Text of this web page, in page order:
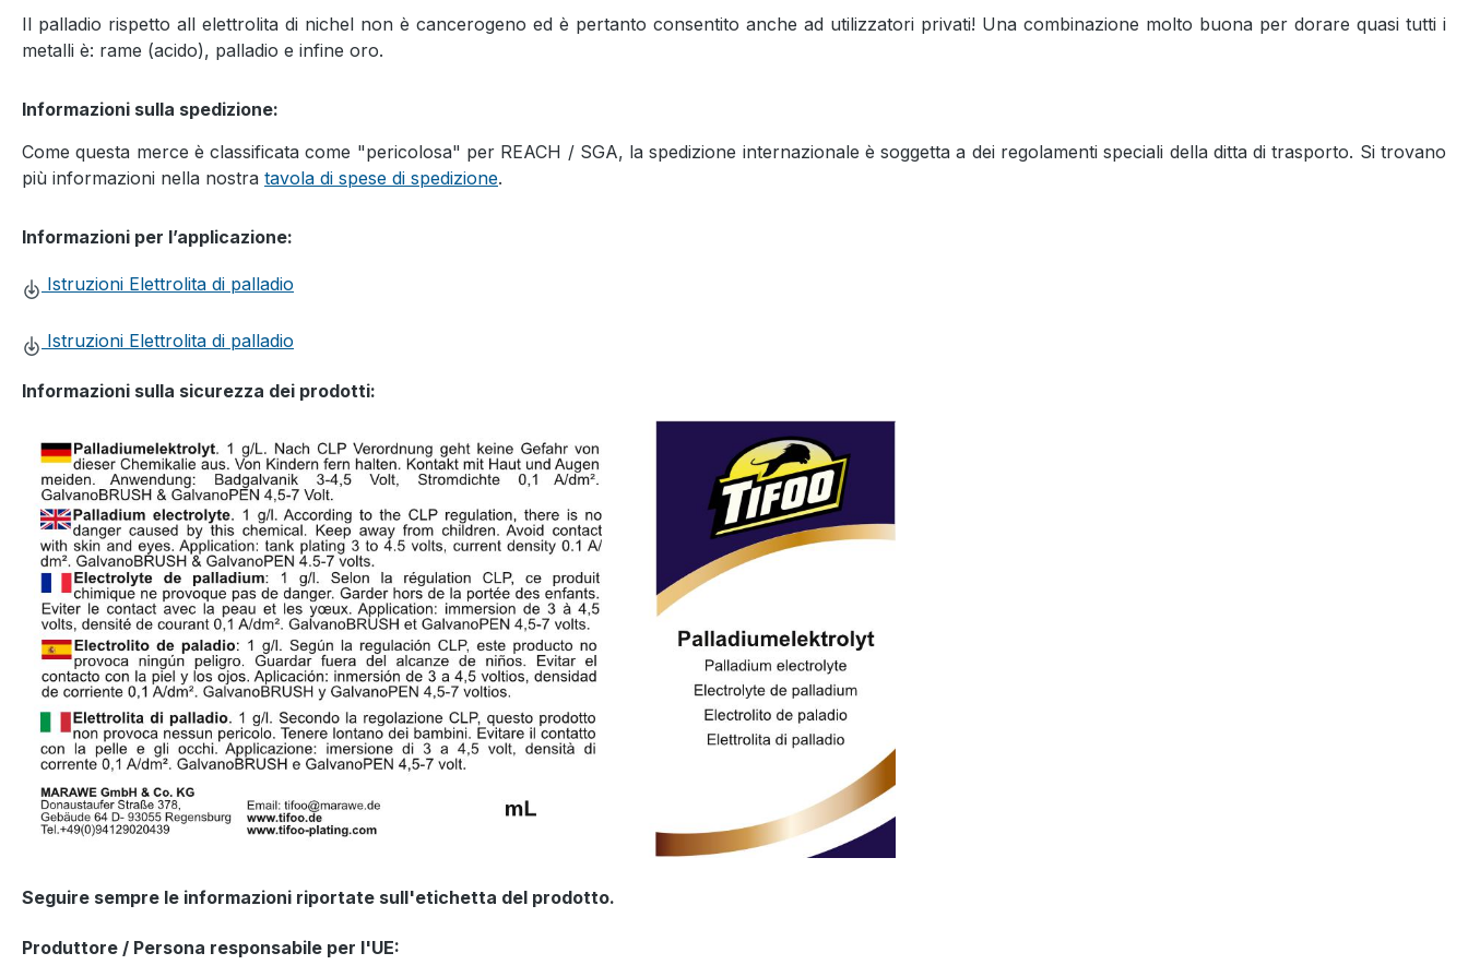
Il palladio rispetto all elettrolita di nichel non è cancerogeno ed è pertanto consentito anche ad utilizzatori privati! Una combinazione molto buona per dorare quasi tutti i
metalli è: rame (acido), palladio e infine oro.
Informazioni sulla spedizione:
Come questa merce è classificata come "pericolosa" per REACH / SGA, la spedizione internazionale è soggetta a dei regolamenti speciali della ditta di trasporto. Si trovano
più informazioni nella nostra tavola di spese di spedizione.
Informazioni per l’applicazione:
Istruzioni Elettrolita di palladio
Istruzioni Elettrolita di palladio
Informazioni sulla sicurezza dei prodotti:
Seguire sempre le informazioni riportate sull'etichetta del prodotto.
Produttore / Persona responsabile per l'UE: